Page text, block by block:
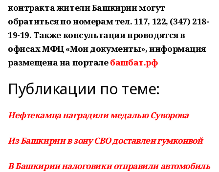
контракта жители Башкирии могут
обратиться по номерам тел. 117, 122, (347) 218-
19-19. Также консультации проводятся в
офисах МФЦ «Мои документы», информация
размещена на порталебашбат.рф
Публикации по теме:
Нефтекамца наградили медалью Суворова
Из Башкирии в зону СВО доставлен гумконвой
В Башкирии налоговики отправили автомобиль